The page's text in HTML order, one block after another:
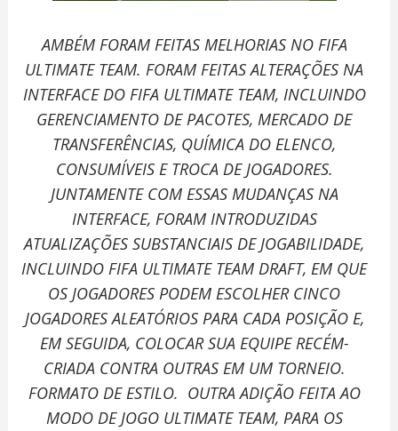
AMBÉM FORAM FEITAS MELHORIAS NO FIFA
ULTIMATE TEAM. FORAM FEITAS ALTERAÇÕES NA
INTERFACE DO FIFA ULTIMATE TEAM, INCLUINDO
GERENCIAMENTO DE PACOTES, MERCADO DE
TRANSFERÊNCIAS, QUÍMICA DO ELENCO,
CONSUMÍVEIS E TROCA DE JOGADORES.
JUNTAMENTE COM ESSAS MUDANÇAS NA
INTERFACE, FORAM INTRODUZIDAS
ATUALIZAÇÕES SUBSTANCIAIS DE JOGABILIDADE,
INCLUINDO FIFA ULTIMATE TEAM DRAFT, EM QUE
OS JOGADORES PODEM ESCOLHER CINCO
JOGADORES ALEATÓRIOS PARA CADA POSIÇÃO E,
EM SEGUIDA, COLOCAR SUA EQUIPE RECÉM-
CRIADA CONTRA OUTRAS EM UM TORNEIO.
FORMATO DE ESTILO. OUTRA ADIÇÃO FEITA AO
MODO DE JOGO ULTIMATE TEAM, PARA OS